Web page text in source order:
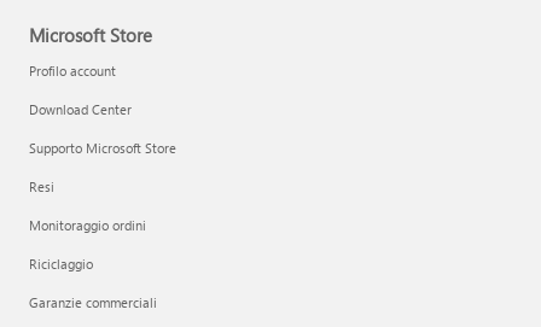
Microsoft Store
Profilo account
Download Center
Supporto Microsoft Store
Resi
Monitoraggio ordini
Riciclaggio
Garanzie commerciali